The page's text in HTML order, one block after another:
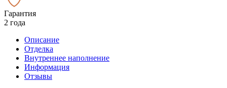
Гарантия
2 года
Описание
Отделка
Внутреннее наполнение
Информация
Отзывы